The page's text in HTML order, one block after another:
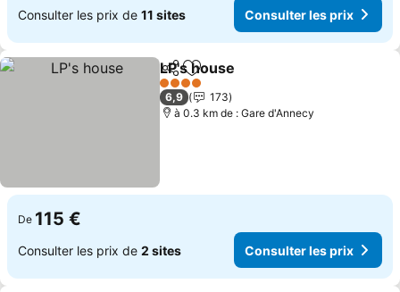
Consulter les prix de 11 sites Consulter les prix
PartagerAjouter à mes favoris
LP's house
4 Étoiles
6,9
173
à 0.3 km de : Gare d'Annecy
De 115 €
Consulter les prix de 2 sites Consulter les prix